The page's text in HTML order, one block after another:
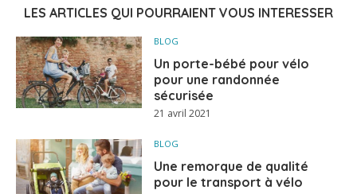
LES ARTICLES QUI POURRAIENT VOUS INTERESSER
BLOG
Un porte-bébé pour vélo
pour une randonnée
sécurisée
21 avril 2021
BLOG
Une remorque de qualité
pour le transport à vélo